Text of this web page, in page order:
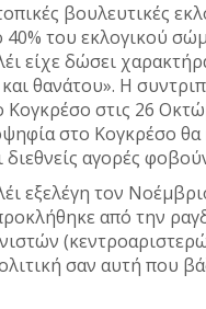
βουλευτικές
40% του εκλογικού
είχε δώσει
θανάτου». Η
Κογκρέσο στις 26
στο Κογκρέσο
διεθνείς αγορές
εξελέγη τον
από την
σαν αυτή που